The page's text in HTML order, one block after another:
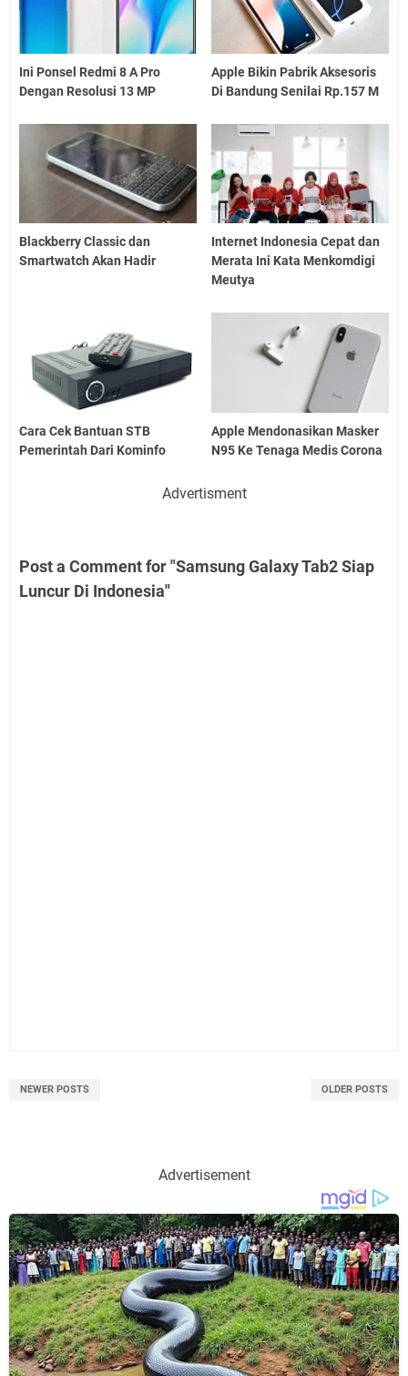
Ini Ponsel Redmi 8 A Pro
Dengan Resolusi 13 MP
Apple Bikin Pabrik Aksesoris
Di Bandung Senilai Rp.157 M
Blackberry Classic dan
Smartwatch Akan Hadir
Internet Indonesia Cepat dan
Merata Ini Kata Menkomdigi
Meutya
Cara Cek Bantuan STB
Pemerintah Dari Kominfo
Apple Mendonasikan Masker
N95 Ke Tenaga Medis Corona
Advertisment
Post a Comment for "Samsung Galaxy Tab2 Siap
Luncur Di Indonesia"
NEWER POSTS OLDER POSTS
Advertisement